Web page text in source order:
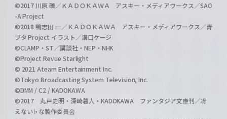
©2017 川原 礫／ＫＡＤＯＫＡＷＡ アスキー・メディアワークス／SAO
-A Project
©2018 鴨志田 一／ＫＡＤＯＫＡＷＡ アスキー・メディアワークス／青
ブタ Project イラスト／溝口ケージ
©CLAMP・ST／講談社・NEP・NHK
©Project Revue Starlight
© 2021 Ateam Entertainment Inc.
©Tokyo Broadcasting System Television, Inc.
©DMM / C2 / KADOKAWA
©2017 丸戸史明・深崎暮人・KADOKAWA ファンタジア文庫刊／冴
えない♭な製作委員会